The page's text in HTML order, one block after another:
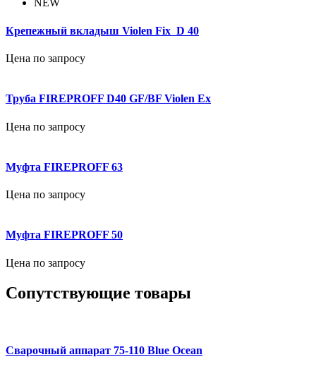
NEW
Крепежный вкладыш Violen Fix D 40
Цена по запросу
Труба FIREPROFF D40 GF/BF Violen Ex
Цена по запросу
Муфта FIREPROFF 63
Цена по запросу
Муфта FIREPROFF 50
Цена по запросу
Сопутствующие товары
Сварочный аппарат 75-110 Blue Ocean